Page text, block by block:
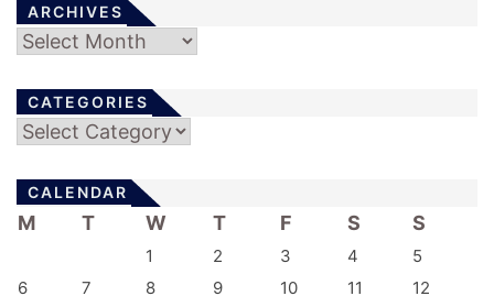
ARCHIVES
Archives
CATEGORIES
Categories
CALENDAR
M T W T F S S
1 2 3 4
5
6
7 8 9 10 11
12